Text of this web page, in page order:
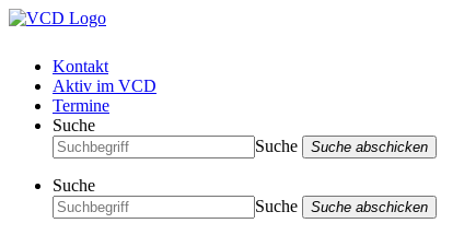
Kontakt
Aktiv im VCD
Termine
Suche
Suche
Suche abschicken
Suche
Suche
Suche abschicken